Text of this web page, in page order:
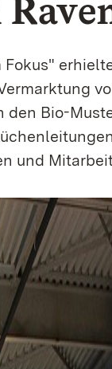
Fokus"
den Bio-
und